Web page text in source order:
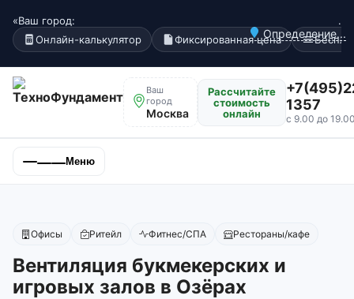
«Ваш город:
Определение...
.
Онлайн-калькулятор
Фиксированная цена
Ваш
город
Москва
Рассчитайте
стоимость
онлайн
1357
с 9.00 до
Меню
Офисы Ритейл Фитнес/СПА Рестораны/кафе
Вентиляция букмекерских и
игровых залов в Озёрах